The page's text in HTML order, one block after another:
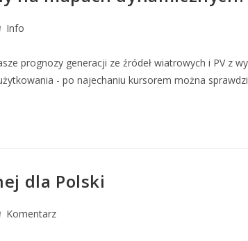
Info
prognozy generacji ze źródeł wiatrowych i PV z
- po najechaniu kursorem można
dla Polski
Komentarz